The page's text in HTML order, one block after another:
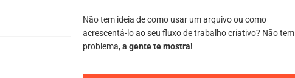
Não tem ideia de como usar um arquivo ou como
acrescentá-lo ao seu fluxo de trabalho criativo? Não tem
problema, a gente te mostra!